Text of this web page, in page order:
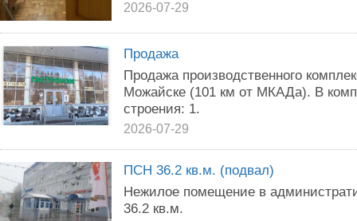
2026-07-29
Продажа
Продажа производственного
Можайске (101 км от МКАДа). В
строения: 1.
2026-07-29
ПСН 36.2 кв.м. (подвал)
Нежилое помещение в
36.2 кв.м.